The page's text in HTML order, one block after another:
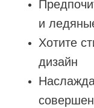
и
Хотите
дизайн